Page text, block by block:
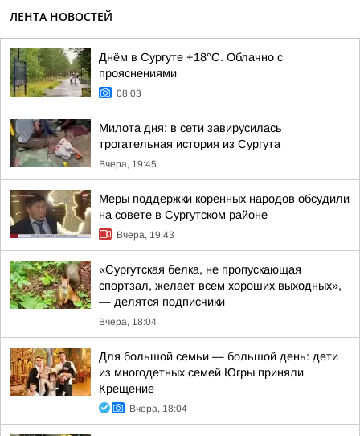
ЛЕНТА НОВОСТЕЙ
Днём в Сургуте +18°С. Облачно с
прояснениями
08:03
Милота дня: в сети завирусилась
трогательная история из Сургута
Вчера, 19:45
Меры поддержки коренных народов обсудили
на совете в Сургутском районе
Вчера, 19:43
«Сургутская белка, не пропускающая
спортзал, желает всем хороших выходных»,
— делятся подписчики
Вчера, 18:04
Для большой семьи — большой день: дети
из многодетных семей Югры приняли
Крещение
Вчера, 18:04